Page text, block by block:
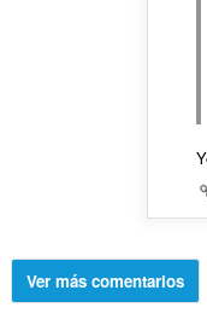
Ver más comentarios